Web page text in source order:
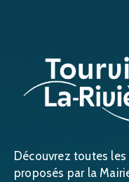
Découvrez toutes
proposés par la